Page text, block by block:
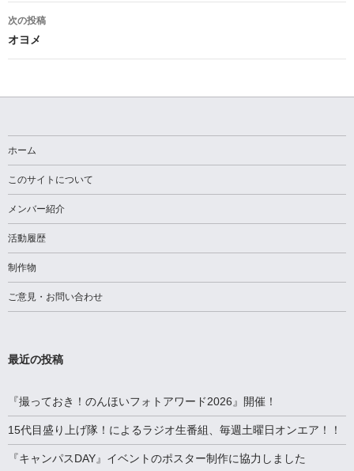
ナ
ビ
ー
ョ
ン
次の投稿
オヨメ
ホーム
このサイトについて
メンバー紹介
活動履歴
制作物
ご意見・お問い合わせ
最近の投稿
『撮っておき！のんほいフォトアワード2026』開催！
15代目盛り上げ隊！によるラジオ生番組、毎週土曜日オンエア！！
『キャンパスDAY』イベントのポスター制作に協力しました